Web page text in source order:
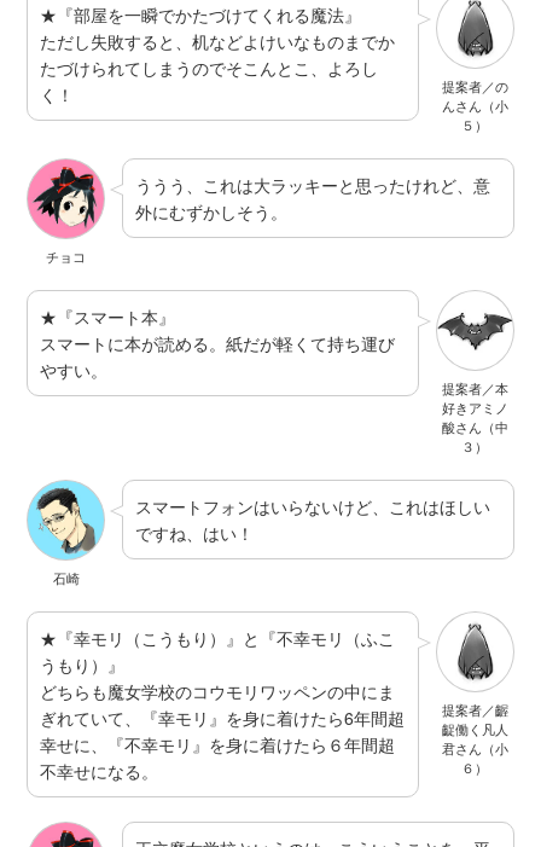
提案者／の
んさん（小
５）
★『部屋を一瞬でかたづけてくれる魔法』
ただし失敗すると、机などよけいなものまでか
たづけられてしまうのでそこんとこ、よろし
く！
チョコ
ううう、これは大ラッキーと思ったけれど、意
外にむずかしそう。
提案者／本
好きアミノ
酸さん（中
３）
★『スマート本』
スマートに本が読める。紙だが軽くて持ち運び
やすい。
石崎
スマートフォンはいらないけど、これはほしい
ですね、はい！
提案者／齷
齪働く凡人
君さん（小
６）
★『幸モリ（こうもり）』と『不幸モリ（ふこ
うもり）』
どちらも魔女学校のコウモリワッペンの中にま
ぎれていて、『幸モリ』を身に着けたら6年間超
幸せに、『不幸モリ』を身に着けたら６年間超
不幸せになる。